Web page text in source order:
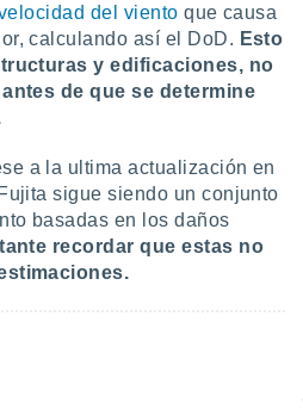
del viento que causa
calculando así el DoD. Esto
y edificaciones, no
de que se determine
a la ultima actualización en
sigue siendo un conjunto
basadas en los daños
recordar que estas no